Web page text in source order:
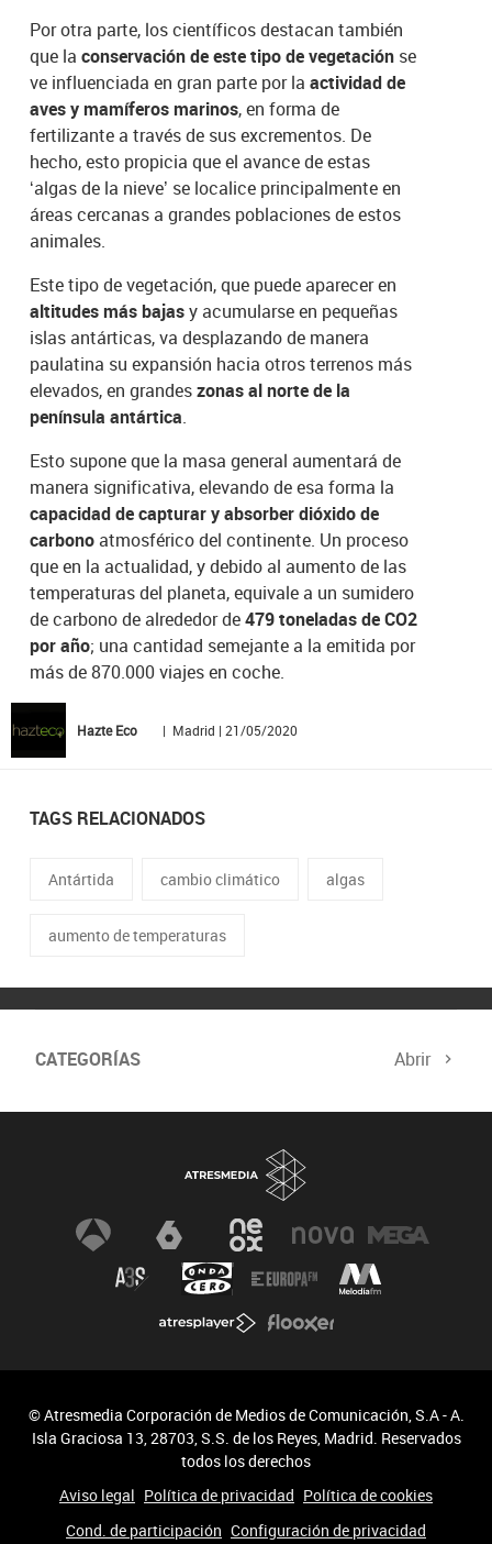
Por otra parte, los científicos destacan también
que laconservación de este tipo de vegetación se
ve influenciada en gran parte por laactividad de
aves y mamíferos marinos, en forma de
fertilizante a través de sus excrementos. De
hecho, esto propicia que el avance de estas
‘algas de la nieve’ se localice principalmente en
áreas cercanas a grandes poblaciones de estos
animales.
Este tipo de vegetación, que puede aparecer en
altitudes más bajasy acumularse en pequeñas
islas antárticas, va desplazando de manera
paulatina su expansión hacia otros terrenos más
elevados, en grandeszonas al norte de la
península antártica.
Esto supone que la masa general aumentará de
manera significativa, elevando de esa forma la
capacidad de capturar y absorber dióxido de
carbonoatmosférico del continente. Un proceso
que en la actualidad, y debido al aumento de las
temperaturas del planeta, equivale a un sumidero
de carbono de alrededor de479 toneladas de CO2
por año; una cantidad semejante a la emitida por
más de 870.000 viajes en coche.
Hazte Eco | Madrid | 21/05/2020
TAGS RELACIONADOS
Antártida cambio climático algas
aumento de temperaturas
CATEGORÍAS Abrir
Biodiversidad Cambio Climático
© Atresmedia Corporación de Medios de Comunicación, S.A - A.
Isla Graciosa 13, 28703, S.S. de los Reyes, Madrid. Reservados
todos los derechos
Aviso legal Política de privacidad Política de cookies
Cond. de participación Configuración de privacidad